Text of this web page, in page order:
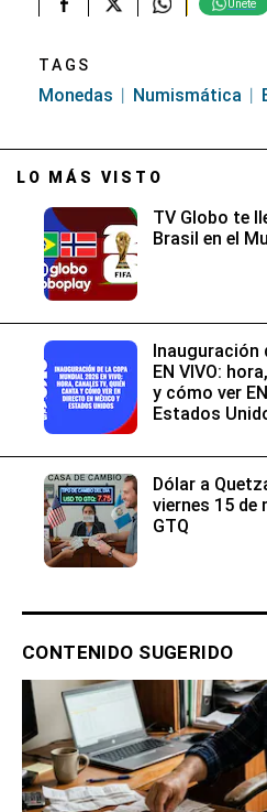
Únete
TAGS
Monedas Numismática
LO MÁS VISTO
TV Globo te
Brasil en el
Inauguración
EN VIVO:
y cómo ver
Estados
Dólar a
viernes 15 de
GTQ
CONTENIDO SUGERIDO